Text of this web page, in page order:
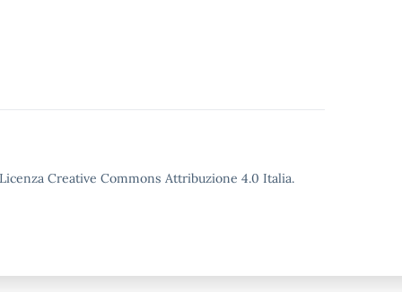
Creative Commons Attribuzione 4.0 Italia.